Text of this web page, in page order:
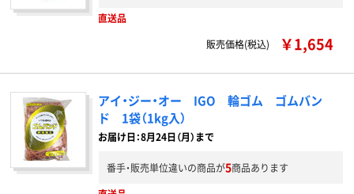
直送品
販売価格(税込)
￥1,654
アイ・ジー・オー IGO 輪ゴム ゴムバン
ド 1袋（1kg入）
お届け日：8月24日（月）まで
番手・販売単位違いの商品が5商品あります